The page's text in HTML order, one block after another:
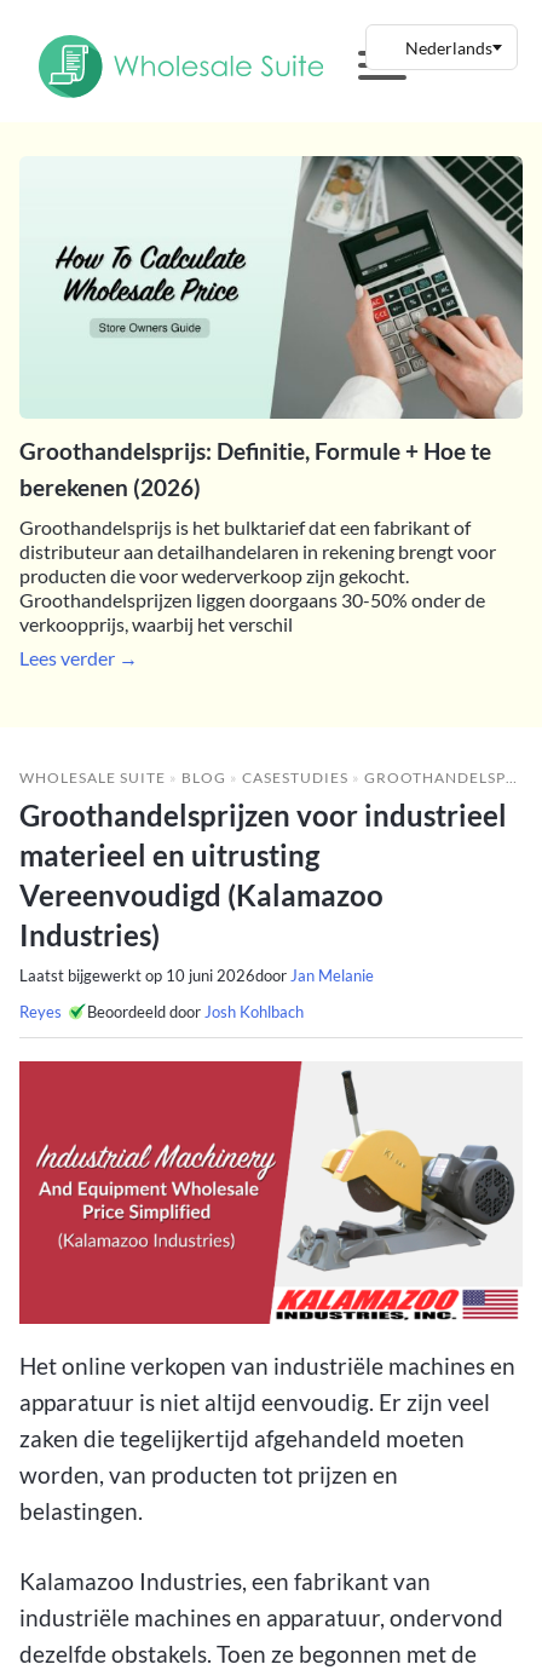
Groothandelsprijs: Definitie, Formule + Hoe te
berekenen (2026)
Groothandelsprijs is het bulktarief dat een fabrikant of
distributeur aan detailhandelaren in rekening brengt voor
producten die voor wederverkoop zijn gekocht.
Groothandelsprijzen liggen doorgaans 30-50% onder de
verkoopprijs, waarbij het verschil
Lees verder →
WHOLESALE SUITE » BLOG » CASESTUDIES » GROOTHANDELSPRIJZEN VOOR INDUSTRIEEL MATERIEEL EN UITRUSTING VEREENVOUDIGD (KALAMAZOO INDUSTRIES)
Groothandelsprijzen voor industrieel
materieel en uitrusting
Vereenvoudigd (Kalamazoo
Industries)
Laatst bijgewerkt op 10 juni 2026door Jan Melanie
Reyes
Beoordeeld door Josh Kohlbach
Het online verkopen van industriële machines en
apparatuur is niet altijd eenvoudig. Er zijn veel
zaken die tegelijkertijd afgehandeld moeten
worden, van producten tot prijzen en
belastingen.
Kalamazoo Industries, een fabrikant van
industriële machines en apparatuur, ondervond
dezelfde obstakels. Toen ze begonnen met de